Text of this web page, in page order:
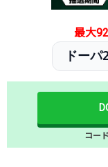
最大
ドー
コー